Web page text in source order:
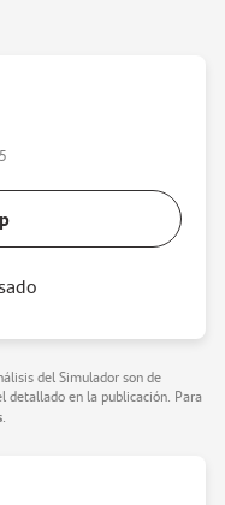
del Simulador son de
detallado en la publicación. Para
.